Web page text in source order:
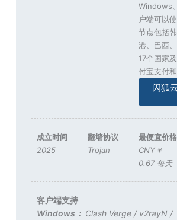
Windows
户端可以
节点包括
港、巴西
17个国家
付宝支付和
闪狐
成立时间
2025
翻墙协议
Trojan
最便宜价格
CNY￥
0.67 每天
客户端支持
Windows： Clash Verge / v2rayN /